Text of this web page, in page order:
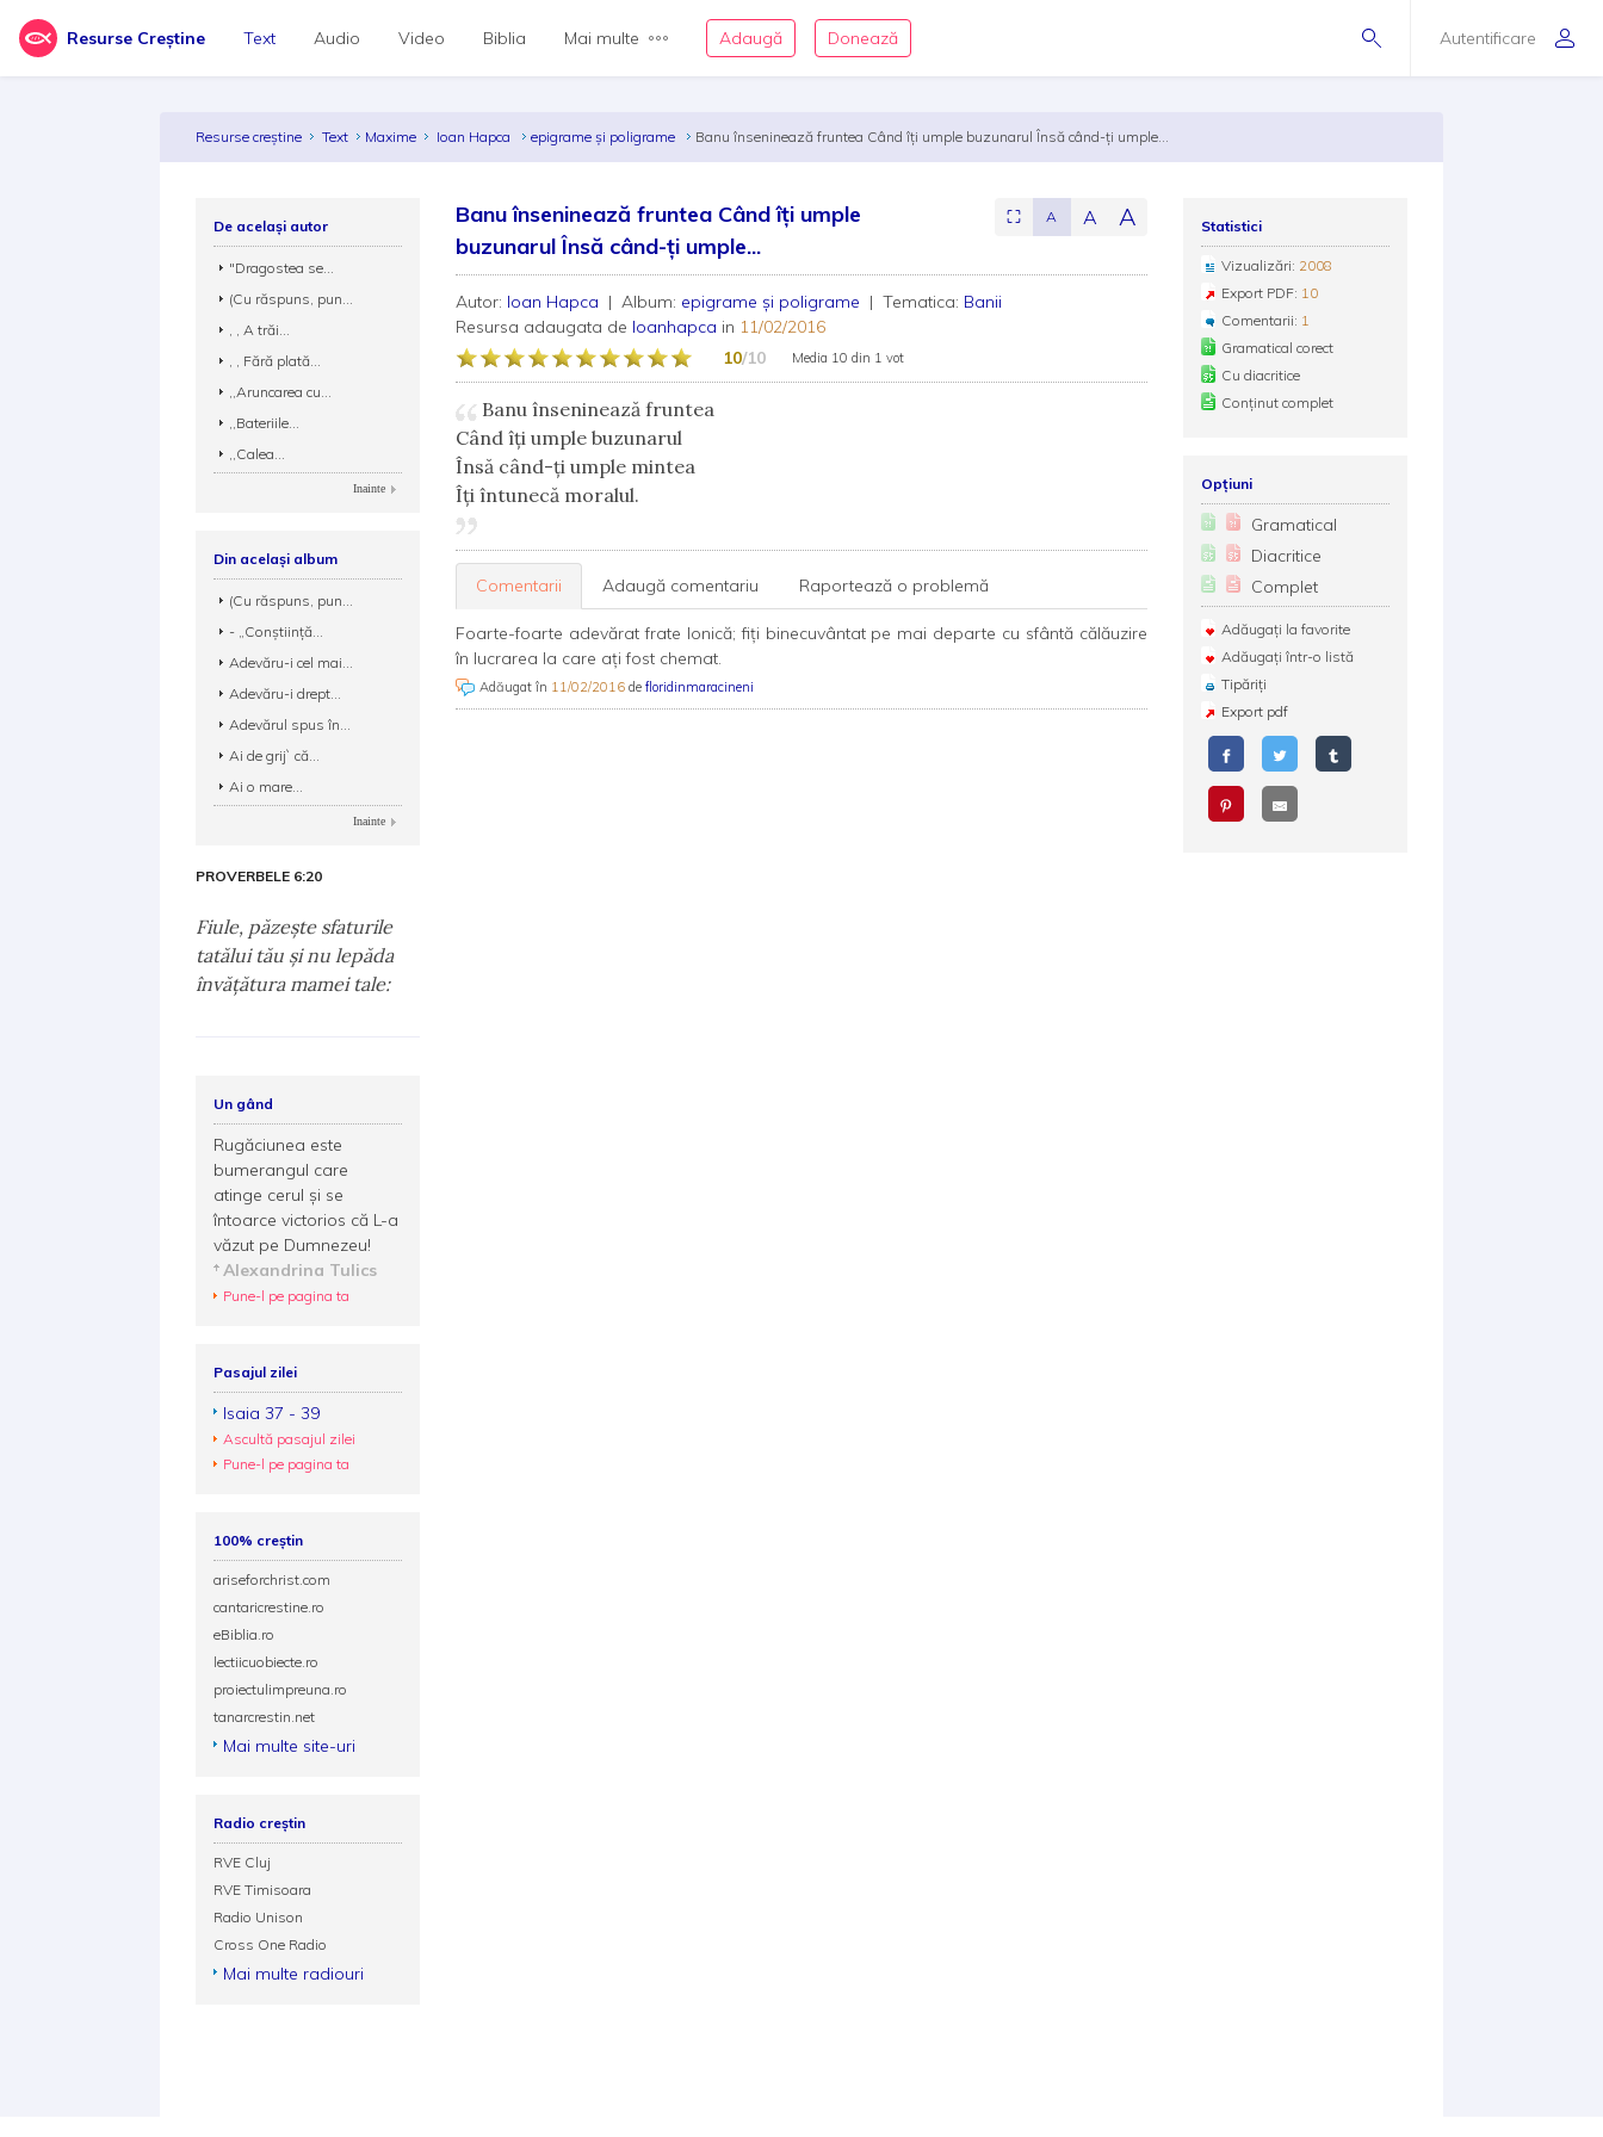
Resurse Creștine Autentificare
Text Audio Video Biblia Mai multe Adaugă Donează
Resurse creștine Text Maxime Ioan Hapca epigrame și poligrame Banu înseninează fruntea Când îți umple buzunarul Însă când-ți umple...
Banu înseninează fruntea Când îți umple
buzunarul Însă când-ți umple...
⛶ A A A
Autor: Ioan Hapca | Album: epigrame și poligrame | Tematica: Banii
Resursa adaugata de Ioanhapca in 11/02/2016
10/10 Media 10 din 1 vot
Banu înseninează fruntea
Când îți umple buzunarul
Însă când-ți umple mintea
Îți întunecă moralul.
Comentarii Adaugă comentariu Raportează o problemă
Foarte-foarte adevărat frate Ionică; fiţi binecuvântat pe mai departe cu sfântă călăuzire
în lucrarea la care aţi fost chemat.
Adăugat în 11/02/2016 defloridinmaracineni
Statistici
Vizualizări: 2008
Export PDF: 10
Comentarii: 1
Gramatical corect
Cu diacritice
Conținut complet
Opțiuni
Gramatical
Diacritice
Complet
Adăugați la favorite
Adăugați într-o listă
Tipăriți
Export pdf
De același autor
"Dragostea se...
(Cu răspuns, pun...
, , A trăi...
, , Fără plată...
,,Aruncarea cu...
,,Bateriile...
,,Calea...
Inainte
Din același album
(Cu răspuns, pun...
- „Conștiință...
Adevăru-i cel mai...
Adevăru-i drept...
Adevărul spus în...
Ai de grij` că...
Ai o mare...
Inainte
PROVERBELE 6:20
Fiule, păzeşte sfaturile
tatălui tău şi nu lepăda
învăţătura mamei tale:
Un gând
Rugăciunea este
bumerangul care
atinge cerul și se
întoarce victorios că L-a
văzut pe Dumnezeu!
Alexandrina Tulics
Pune-l pe pagina ta
Pasajul zilei
Isaia 37 - 39
Ascultă pasajul zilei
Pune-l pe pagina ta
100% creștin
ariseforchrist.com
cantaricrestine.ro
eBiblia.ro
lectiicuobiecte.ro
proiectulimpreuna.ro
tanarcrestin.net
Mai multe site-uri
Radio creștin
RVE Cluj
RVE Timisoara
Radio Unison
Cross One Radio
Mai multe radiouri